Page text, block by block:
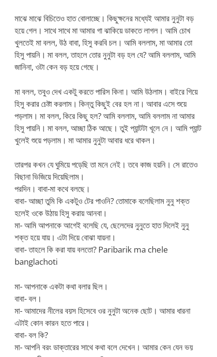
মাঝে মাঝে বিচিতেও হাত বোলাচ্ছে। কিছুক্ষনের মধ্যেই আমার নুনুটা বড়
হয়ে গেল। সাথে সাথে মা আমার গা ঝাকিয়ে ডাকতে লাগল। আমি চোখ
খুলতেই মা বলল, উঠ বাবা, হিসু করবি চল। আমি বললাম, মা আমার তো
হিসু পায়নি। মা বলল, তাহলে তোর নুনুটা বড় হল যে? আমি বললাম, আমি
জানিনা, ওটা কেন বড় হয়ে গেছে।
মা বলল, তবুও দেখ একটু করতে পারিস কিনা। আমি উঠলাম। বাইরে গিয়ে
হিসু করার চেষ্টা করলাম। কিন্তু কিছুই বের হল না। আবার এসে শুয়ে
পড়লাম। মা বলল, কিরে কিছু হল? আমি বললাম, আমি বললাম না আমার
হিসু পায়নি। মা বলল, আচ্ছা ঠিক আছে। তুই প্যান্টটা খূলে নে। আমি প্যান্ট
খুলেই শুয়ে পড়লাম। মা আমার নুনুটা আবার ধরে থাকল।
তারপর কখন যে ঘুমিয়ে পড়েছি তা মনে নেই। তবে কাজ হয়নি। সে রাতেও
বিছানা ভিজিয়ে দিয়েছিলাম।
পরদিন। বাবা-মা কথে বলছে।
বাবা- আচ্ছা তুমি কি একটুও টের পাওনি? তোমাকে বলেছিলাম নুনু শক্ত
হলেই ওকে উঠায় হিসু করায় আনবা।
মা- আমি আপনাকে আগেই বলেছি যে, ছেলেদের নুনুতে হাত দিলেই নুনু
শক্ত হয়ে যায়। এটা দিয়ে বোঝা যায়না।
বাবা- তাহলে কি করা যায় বলতো? Paribarik ma chele
banglachoti
মা- আপনাকে একটা কথা বলার ছিল।
বাবা- বল।
মা- আমাদের নীলের বয়স হিসেবে ওর নুনুটা অনেক ছোট। আমার ধারনা
এটাই কোন কারন হতে পারে।
বাবা- বল কি?
মা- আপনি বরং ডাক্তারের সাথে কথা বলে দেখেন। আমার কেন যেন ভয়